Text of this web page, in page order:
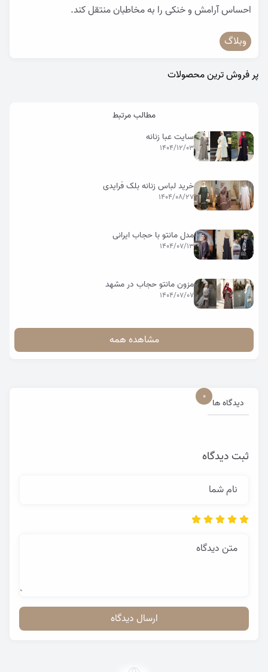
احساس آرامش و خنکی را به مخاطبان منتقل کند.
وبلاگ
پر فروش ترین محصولات
مطالب مرتبط
سایت عبا زنانه
1404/12/03
خرید لباس زنانه بلک فرایدی
1404/08/27
مدل مانتو با حجاب ایرانی
1404/07/13
مزون مانتو حجاب در مشهد
1404/07/07
مشاهده همه
دیدگاه ها
0
ثبت دیدگاه
نام شما
متن دیدگاه
ارسال دیدگاه